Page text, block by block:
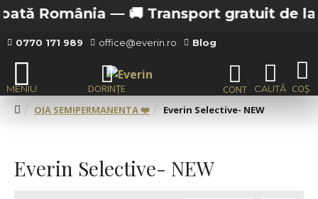
—🚚 Transport gratuit de la 200 lei in
0770 171 989 office@everin.ro Blog
OJA SEMIPERMANENTA ❤️ Everin Selective- NEW
Everin Selective- NEW